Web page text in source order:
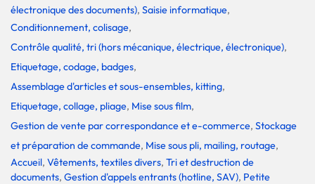
électronique des documents), Saisie informatique,
Conditionnement, colisage,
Contrôle qualité, tri (hors mécanique, électrique, électronique),
Etiquetage, codage, badges,
Assemblage d'articles et sous-ensembles, kitting,
Etiquetage, collage, pliage, Mise sous film,
Gestion de vente par correspondance et e-commerce, Stockage
et préparation de commande, Mise sous pli, mailing, routage,
Accueil, Vêtements, textiles divers, Tri et destruction de
documents, Gestion d'appels entrants (hotline, SAV), Petite